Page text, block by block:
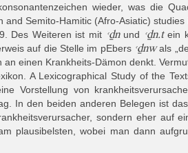
wieder, was die
and Semito-Hamitic (Afro-Asiatic)
Des Weiteren ist mit ꜥḏnund ꜥḏn.tein
auf die Stelle im pEbers ꜥḏnwals
einen Krankheits-Dämon denkt.
A Lexicographical Study of the
Vorstellung von
In den beiden anderen Belegen ist
sondern eher auf
plausibelsten, wobei man dann